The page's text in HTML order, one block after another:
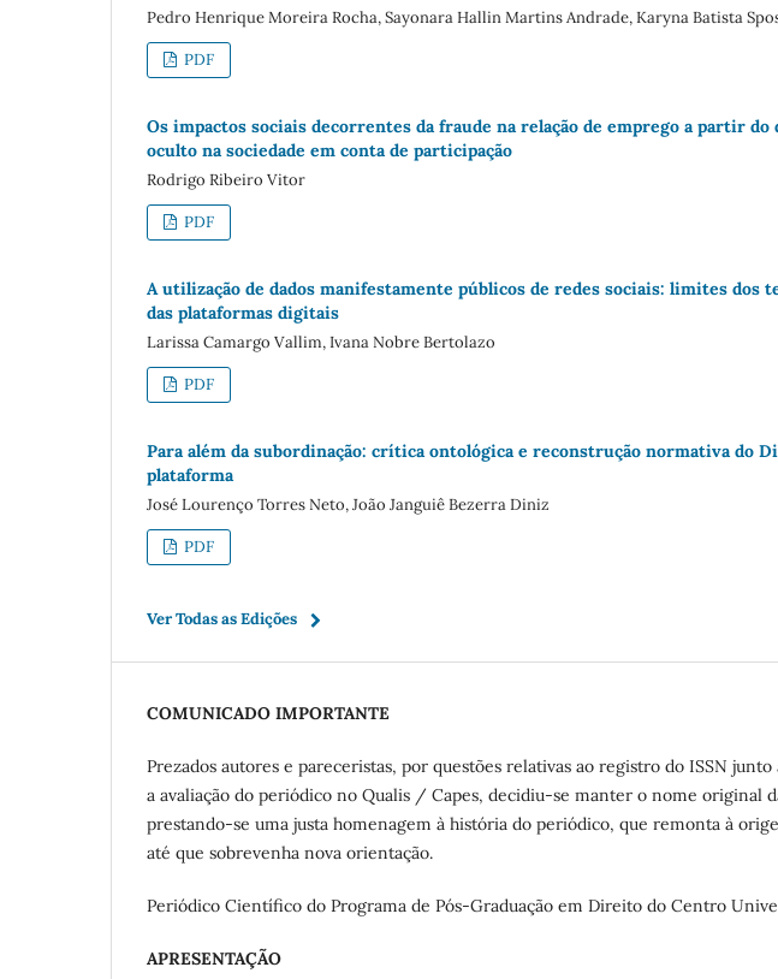
Pedro Henrique Moreira Rocha, Sayonara Hallin Martins Andrade, Karyna Batista
PDF
Os impactos sociais decorrentes da fraude na relação de emprego a partir
oculto na sociedade em conta de participação
Rodrigo Ribeiro Vitor
PDF
A utilização de dados manifestamente públicos de redes sociais: limites dos
das plataformas digitais
Larissa Camargo Vallim, Ivana Nobre Bertolazo
PDF
Para além da subordinação: crítica ontológica e reconstrução normativa do
plataforma
José Lourenço Torres Neto, João Janguiê Bezerra Diniz
PDF
Ver Todas as Edições
COMUNICADO IMPORTANTE
Prezados autores e pareceristas, por questões relativas ao registro do ISSN
a avaliação do periódico no Qualis / Capes, decidiu-se manter o nome original
prestando-se uma justa homenagem à história do periódico, que remonta à
até que sobrevenha nova orientação.
Periódico Científico do Programa de Pós-Graduação em Direito do Centro
APRESENTAÇÃO